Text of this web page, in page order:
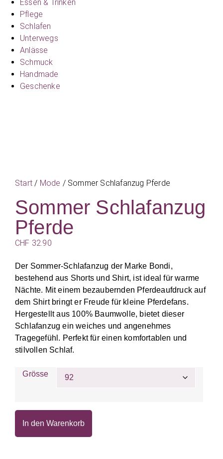
Essen & Trinken
Pflege
Schlafen
Unterwegs
Anlässe
Schmuck
Handmade
Geschenke
Start / Mode / Sommer Schlafanzug Pferde
Sommer Schlafanzug
Pferde
CHF 32.90
Der Sommer-Schlafanzug der Marke Bondi,
bestehend aus Shorts und Shirt, ist ideal für warme
Nächte. Mit einem bezaubernden Pferdeaufdruck auf
dem Shirt bringt er Freude für kleine Pferdefans.
Hergestellt aus 100% Baumwolle, bietet dieser
Schlafanzug ein weiches und angenehmes
Tragegefühl. Perfekt für einen komfortablen und
stilvollen Schlaf.
Grösse
In den Warenkorb